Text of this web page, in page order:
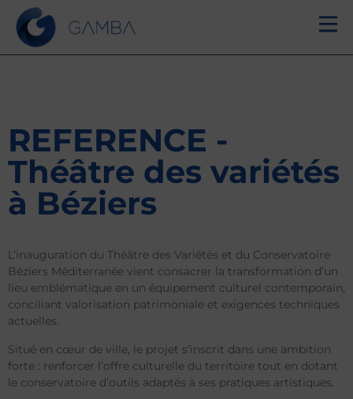
REFERENCE -
Théâtre des variétés
à Béziers
L’inauguration du Théâtre des Variétés et du Conservatoire
Béziers Méditerranée vient consacrer la transformation d’un
lieu emblématique en un équipement culturel contemporain,
conciliant valorisation patrimoniale et exigences techniques
actuelles.
Situé en cœur de ville, le projet s’inscrit dans une ambition
forte : renforcer l’offre culturelle du territoire tout en dotant
le conservatoire d’outils adaptés à ses pratiques artistiques.